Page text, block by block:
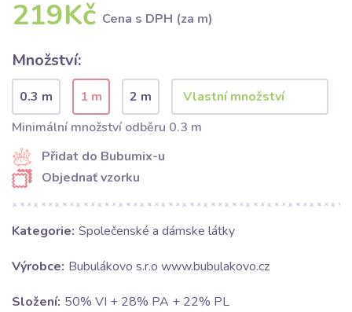
219Kč Cena s DPH (za m)
Množství:
0.3 m 1 m
2 m
Minimální množství odběru 0.3 m
Přidat do Bubumix-u
Objednať vzorku
Kategorie: Společenské a dámske látky
Výrobce: Bubulákovo s.r.o www.bubulakovo.cz
Složení: 50% VI + 28% PA + 22% PL